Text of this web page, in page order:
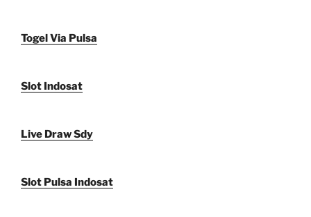
Togel Via Pulsa
Slot Indosat
Live Draw Sdy
Slot Pulsa Indosat